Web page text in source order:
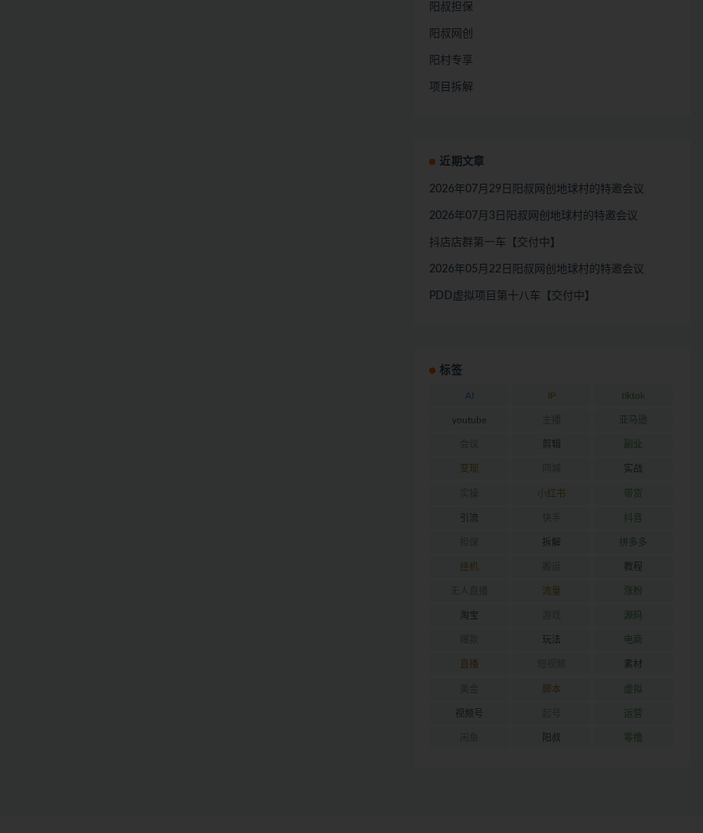
阳叔担保
阳叔网创
阳村专享
项目拆解
近期文章
2026年07月29日阳叔网创地球村的特邀会议
2026年07月3日阳叔网创地球村的特邀会议
抖店店群第一车【交付中】
2026年05月22日阳叔网创地球村的特邀会议
PDD虚拟项目第十八车【交付中】
标签
AI IP tiktok
youtube 亚马逊
剪辑 副业
变现 实战
小红书 带货
引流 抖音
拆解 拼多多
挂机 教程
流量 涨粉
淘宝 源码
玩法 电商
直播 素材
脚本 虚拟
视频号 运营
阳叔 零撸